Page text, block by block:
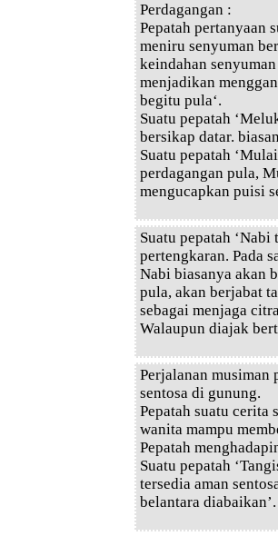
Perdagangan :
Pepatah pertanyaan
meniru senyuman
keindahan
menjadikan
begitu pula‘.
Suatu pepatah
bersikap datar.
Suatu pepatah
perdagangan pula,
mengucapkan puisi
Suatu pepatah
pertengkaran. Pada
Nabi biasanya akan
pula, akan berjabat
sebagai menjaga
Walaupun diajak
Perjalanan musiman
sentosa di gunung.
Pepatah suatu cerita
wanita mampu
Pepatah
Suatu pepatah
tersedia aman
belantara diabaikan’.